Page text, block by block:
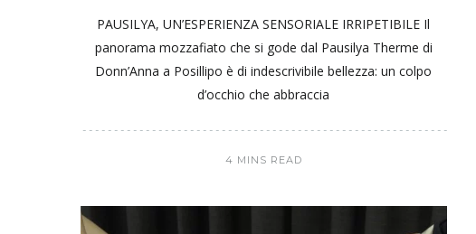
PAUSILYA, UN’ESPERIENZA SENSORIALE IRRIPETIBILE Il
panorama mozzafiato che si gode dal Pausilya Therme di
Donn’Anna a Posillipo è di indescrivibile bellezza: un colpo
d’occhio che abbraccia
4 MINS READ